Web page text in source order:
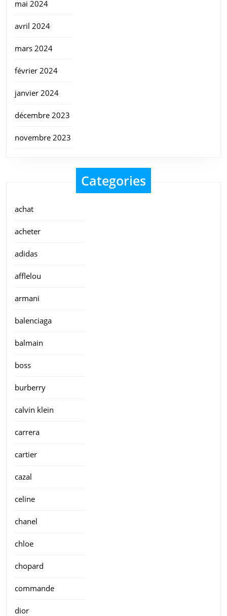
mai 2024
avril 2024
mars 2024
février 2024
janvier 2024
décembre 2023
novembre 2023
Categories
achat
acheter
adidas
afflelou
armani
balenciaga
balmain
boss
burberry
calvin klein
carrera
cartier
cazal
celine
chanel
chloe
chopard
commande
dior